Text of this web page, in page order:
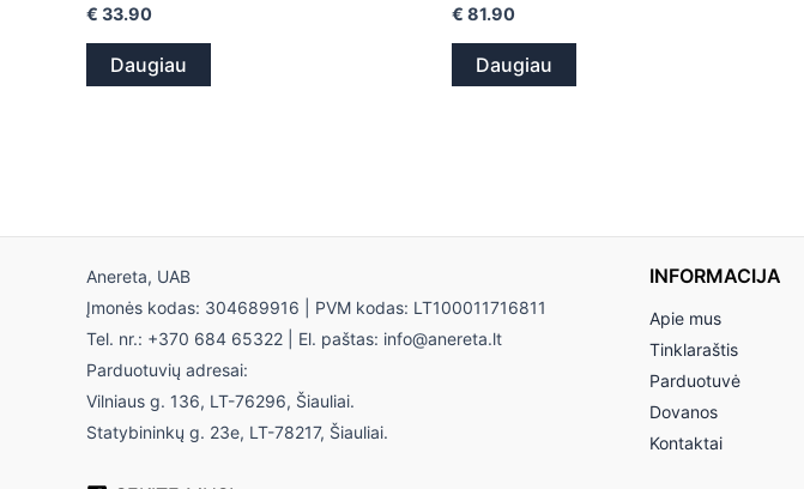
€ 33.90
Daugiau
€ 81.90
Daugiau
Anereta, UAB
Įmonės kodas: 304689916 | PVM kodas: LT100011716811
Tel. nr.: +370 684 65322 | El. paštas: info@anereta.lt
Parduotuvių adresai:
Vilniaus g. 136, LT-76296, Šiauliai.
Statybininkų g. 23e, LT-78217, Šiauliai.
INFORMACIJA
Apie mus
Tinklaraštis
Parduotuvė
Dovanos
Kontaktai